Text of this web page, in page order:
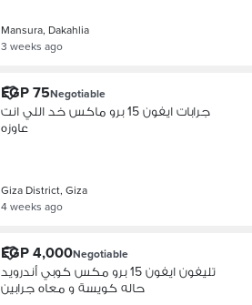
Mansura, Dakahlia
3 weeks ago
EGP 75Negotiable
جرابات ايفون 15 برو ماكس خد اللي انت
عاوزه
Giza District, Giza
4 weeks ago
EGP 4,000Negotiable
تليفون ايفون 15 برو مكس كوبي أندرويد
حاله كويسة و معاه جرابين